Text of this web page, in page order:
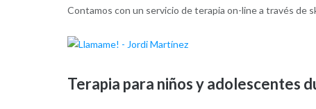
Contamos con un servicio de terapia on-line a través de
Terapia para niños y adolescentes